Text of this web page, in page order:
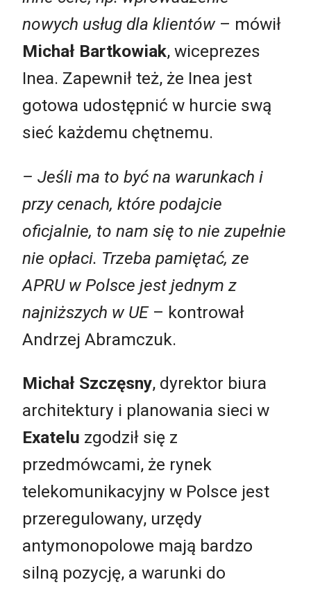
nowych usług dla klientów– mówił
Michał Bartkowiak, wiceprezes
Inea. Zapewnił też, że Inea jest
gotowa udostępnić w hurcie swą
sieć każdemu chętnemu.
– Jeśli ma to być na warunkach i
przy cenach, które podajcie
oficjalnie, to nam się to nie zupełnie
nie opłaci. Trzeba pamiętać, ze
APRU w Polsce jest jednym z
najniższych w UE – kontrował
Andrzej Abramczuk.
Michał Szczęsny, dyrektor biura
architektury i planowania sieci w
Exatelu zgodził się z
przedmówcami, że rynek
telekomunikacyjny w Polsce jest
przeregulowany, urzędy
antymonopolowe mają bardzo
silną pozycję, a warunki do